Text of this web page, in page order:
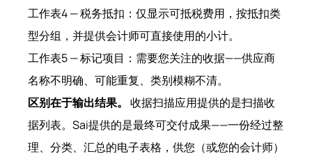
工作表4 — 税务抵扣：仅显示可抵税费用，按抵扣类
型分组，并提供会计师可直接使用的小计。
工作表5 — 标记项目：需要您关注的收据——供应商
名称不明确、可能重复、类别模糊不清。
区别在于输出结果。 收据扫描应用提供的是扫描收
据列表。Sai提供的是最终可交付成果——一份经过整
理、分类、汇总的电子表格，供您（或您的会计师）